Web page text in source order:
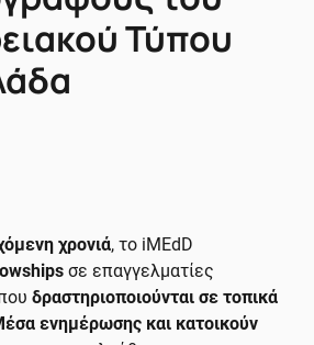
Τύπου
χρονιά, το iMEdD
σε επαγγελματίες
δραστηριοποιούνται σε τοπικά
ενημέρωσης και κατοικούν